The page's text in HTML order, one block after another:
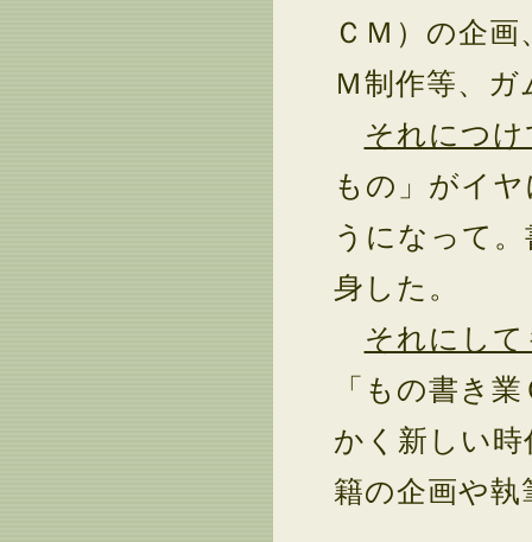
ＣＭ）の企
Ｍ制作等、
それにつ
もの」がイ
うになって
身した。
それにして
「もの書き
かく新しい
籍の企画や